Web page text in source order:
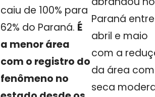
caiu de 100% para
62% do Paraná. É
a menor área
com o registro do
fenômeno no
Paraná entre
abril e maio
com a
da área com
seca